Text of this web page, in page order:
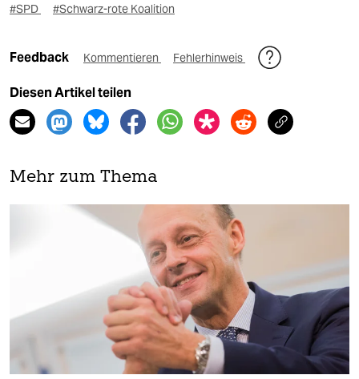
#SPD
#Schwarz-rote Koalition
Feedback Kommentieren Fehlerhinweis
Diesen Artikel teilen
Mehr zum Thema